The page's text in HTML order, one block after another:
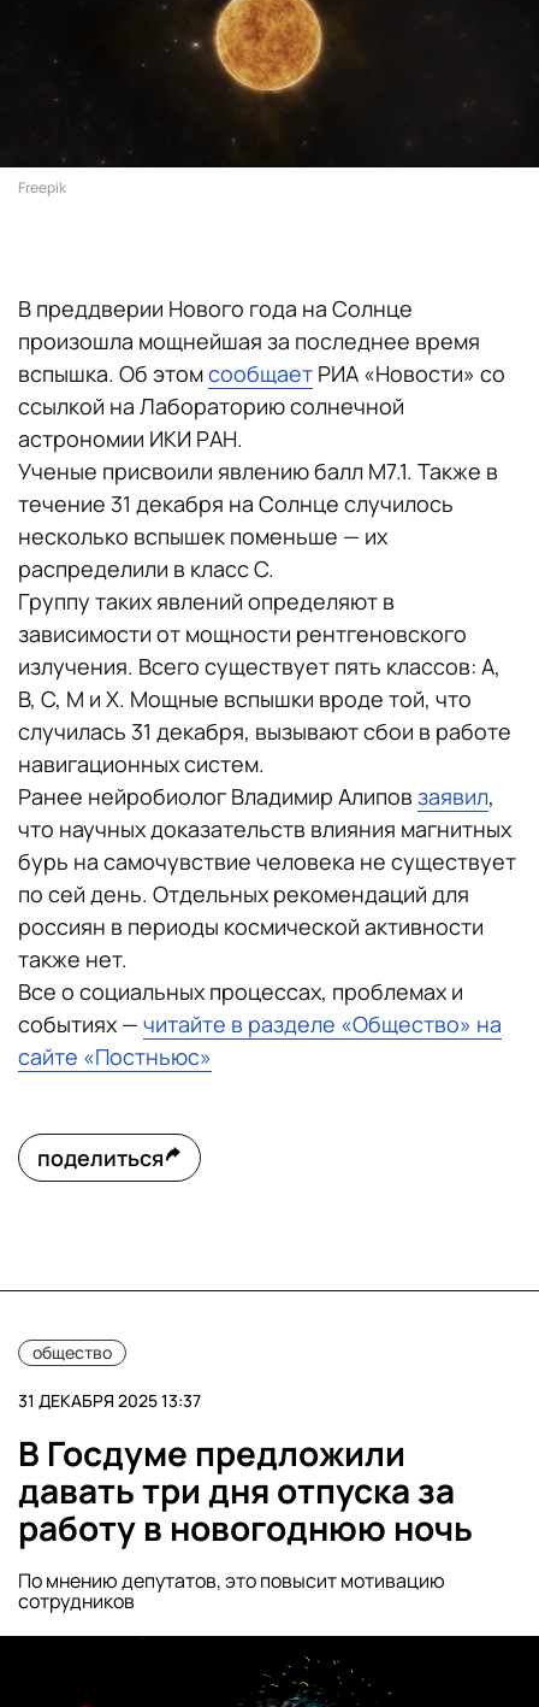
Freepik
В преддверии Нового года на Солнце
произошла мощнейшая за последнее время
вспышка. Об этомсообщает РИА «Новости» со
ссылкой на Лабораторию солнечной
астрономии ИКИ РАН.
Ученые присвоили явлению балл М7.1. Также в
течение 31 декабря на Солнце случилось
несколько вспышек поменьше — их
распределили в класс C.
Группу таких явлений определяют в
зависимости от мощности рентгеновского
излучения. Всего существует пять классов: A,
B, C, M и X. Мощные вспышки вроде той, что
случилась 31 декабря, вызывают сбои в работе
навигационных систем.
Ранее нейробиолог Владимир Алипов заявил,
что научных доказательств влияния магнитных
бурь на самочувствие человека не существует
по сей день. Отдельных рекомендаций для
россиян в периоды космической активности
также нет.
Все о социальных процессах, проблемах и
событиях — читайте в разделе «Общество» на
сайте «Постньюс»
поделиться
общество
31 ДЕКАБРЯ 2025 13:37
В Госдуме предложили
давать три дня отпуска за
работу в новогоднюю ночь
По мнению депутатов, это повысит мотивацию
сотрудников